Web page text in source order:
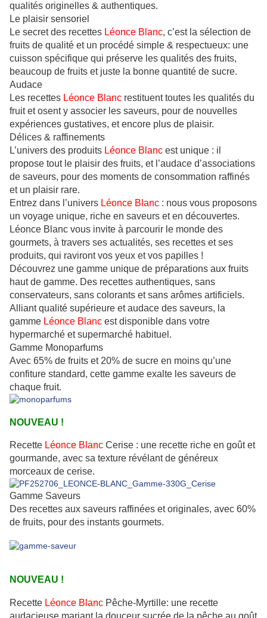
qualités originelles & authentiques.
Le plaisir sensoriel
Le secret des recettes Léonce Blanc, c’est la sélection de
fruits de qualité et un procédé simple & respectueux: une
cuisson spécifique qui préserve les qualités des fruits,
beaucoup de fruits et juste la bonne quantité de sucre.
Audace
Les recettes Léonce Blanc restituent toutes les qualités du
fruit et osent y associer les saveurs, pour de nouvelles
expériences gustatives, et encore plus de plaisir.
Délices & raffinements
L’univers des produits Léonce Blanc est unique : il
propose tout le plaisir des fruits, et l’audace d’associations
de saveurs, pour des moments de consommation raffinés
et un plaisir rare.
Entrez dans l’univers Léonce Blanc : nous vous proposons
un voyage unique, riche en saveurs et en découvertes.
Léonce Blanc vous invite à parcourir le monde des
gourmets, à travers ses actualités, ses recettes et ses
produits, qui raviront vos yeux et vos papilles !
Découvrez une gamme unique de préparations aux fruits
haut de gamme. Des recettes authentiques, sans
conservateurs, sans colorants et sans arômes artificiels.
Alliant qualité supérieure et audace des saveurs, la
gamme Léonce Blanc est disponible dans votre
hypermarché et supermarché habituel.
Gamme Monoparfums
Avec 65% de fruits et 20% de sucre en moins qu’une
confiture standard, cette gamme exalte les saveurs de
chaque fruit.
NOUVEAU !
Recette Léonce Blanc Cerise : une recette riche en goût et
gourmande, avec sa texture révélant de généreux
morceaux de cerise.
Gamme Saveurs
Des recettes aux saveurs raffinées et originales, avec 60%
de fruits, pour des instants gourmets.
NOUVEAU !
Recette Léonce Blanc Pêche-Myrtille: une recette
audacieuse mariant la douceur sucrée de la pêche au goût